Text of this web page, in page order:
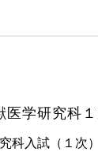
学研究科
科入試（１次